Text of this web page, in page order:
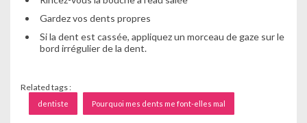
Gardez vos dents propres
Si la dent est cassée, appliquez un morceau de gaze sur le
bord irrégulier de la dent.
Related tags :
dentiste Pourquoi mes dents me font-elles mal